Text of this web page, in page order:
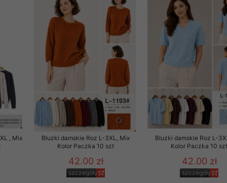
, Mix
Bluzki damskie Roz L-3XL, Mix
Kolor Paczka 10 szt
42.00 zł
szczegóły
Bluzki damskie Roz L-
Kolor Paczka 10
42.00 zł
szczegóły
swoich danych w celu
osobom trzecim,
na podstawie
komputerze Klienta
naszej oferty do
internetowej
tych plików
na komputerze